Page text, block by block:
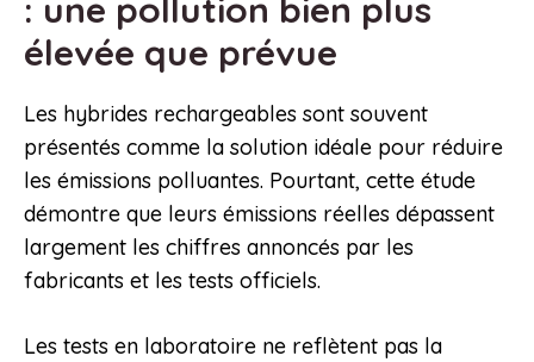
: une pollution bien plus
élevée que prévue
Les hybrides rechargeables sont souvent
présentés comme la solution idéale pour réduire
les émissions polluantes. Pourtant, cette étude
démontre que leurs émissions réelles dépassent
largement les chiffres annoncés par les
fabricants et les tests officiels.
Les tests en laboratoire ne reflètent pas la